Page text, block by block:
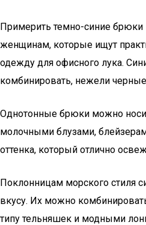
Примерить темно-синие брюки
женщинам, которые ищут
одежду для офисного лука.
комбинировать, нежели
Однотонные брюки можно
молочными блузами,
оттенка, который отлично
Поклонницам морского стиля
вкусу. Их можно
типу тельняшек и модными